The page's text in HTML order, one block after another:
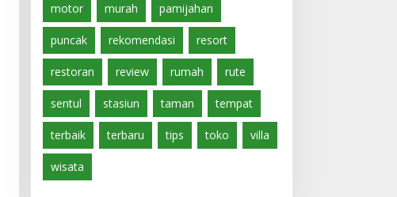
motor murah pamijahan
puncak rekomendasi resort
restoran review rumah rute
sentul stasiun taman tempat
terbaik terbaru tips toko villa
wisata